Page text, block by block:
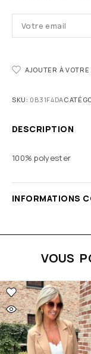
AJOUTER À
SKU: 0B31F4DA
DESCRIPTION
100% polyester
INFORMATIONS
VOUS